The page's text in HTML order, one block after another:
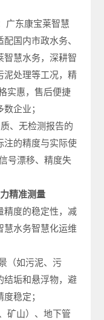
广东康宝莱智慧
国内市政水务、
智慧水务，深耕智
泥处理等工况，精
实惠，售后便捷
企业；
、无检测报告的
注的精度与实际使
号漂移、精度失
精准测量
精度的稳定性，减
慧水务智慧化运维
（如污泥、污
结垢和悬浮物，避
稳定；
矿山）、地下管